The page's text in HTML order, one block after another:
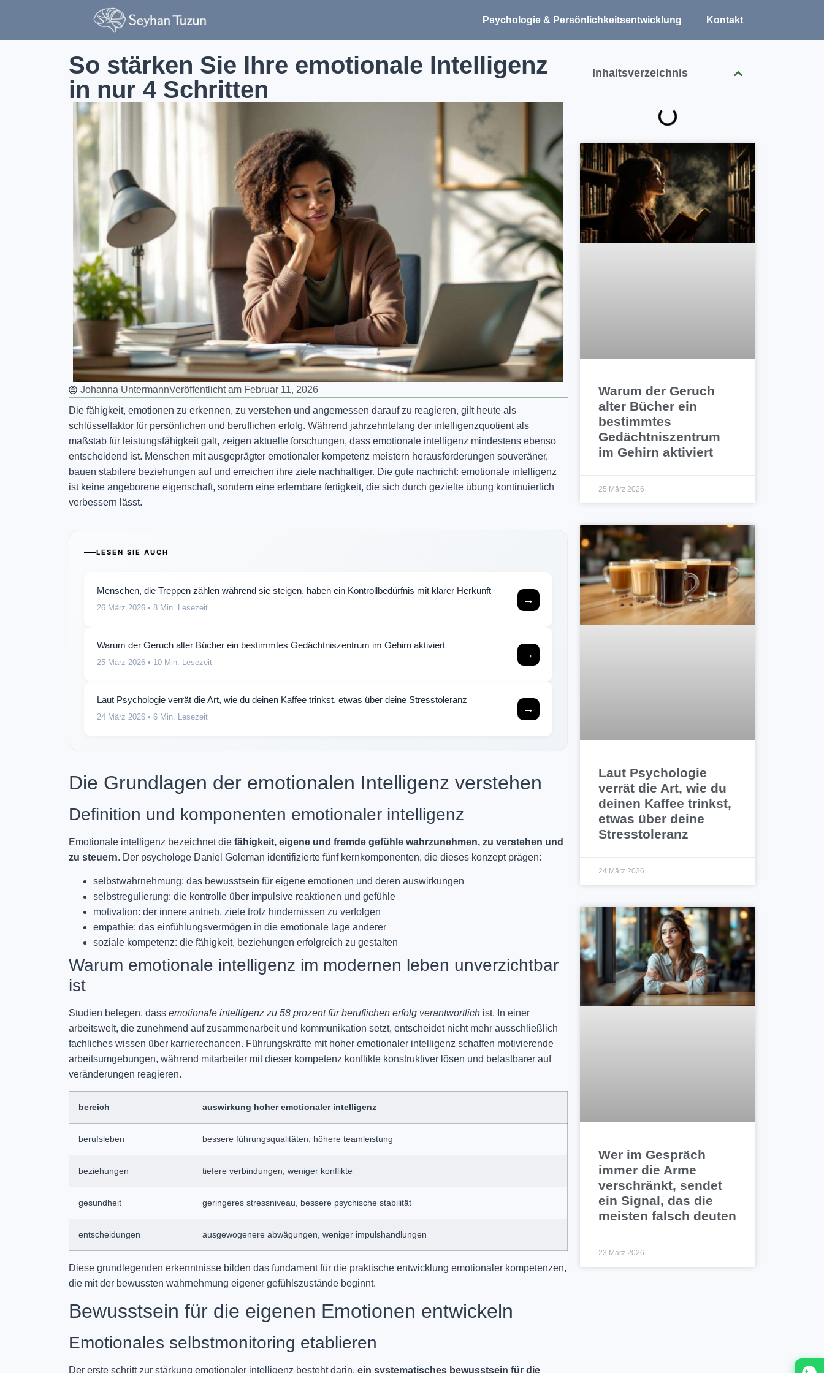
Psychologie & Persönlichkeitsentwicklung Kontakt
Inhaltsverzeichnis
Warum der Geruch
alter Bücher ein
bestimmtes
Gedächtniszentrum
im Gehirn aktiviert
25 März 2026
Laut Psychologie
verrät die Art, wie du
deinen Kaffee trinkst,
etwas über deine
Stresstoleranz
24 März 2026
Wer im Gespräch
immer die Arme
verschränkt, sendet
ein Signal, das die
meisten falsch deuten
23 März 2026
So stärken Sie Ihre emotionale Intelligenz
in nur 4 Schritten
Johanna UntermannVeröffentlicht am Februar 11, 2026
Die fähigkeit, emotionen zu erkennen, zu verstehen und angemessen darauf zu reagieren, gilt heute als
schlüsselfaktor für persönlichen und beruflichen erfolg. Während jahrzehntelang der intelligenzquotient als
maßstab für leistungsfähigkeit galt, zeigen aktuelle forschungen, dass emotionale intelligenz mindestens ebenso
entscheidend ist. Menschen mit ausgeprägter emotionaler kompetenz meistern herausforderungen souveräner,
bauen stabilere beziehungen auf und erreichen ihre ziele nachhaltiger. Die gute nachricht: emotionale intelligenz
ist keine angeborene eigenschaft, sondern eine erlernbare fertigkeit, die sich durch gezielte übung kontinuierlich
verbessern lässt.
LESEN SIE AUCH
Menschen, die Treppen zählen während sie steigen, haben ein Kontrollbedürfnis mit klarer Herkunft
26 März 2026 • 8 Min. Lesezeit
→
Warum der Geruch alter Bücher ein bestimmtes Gedächtniszentrum im Gehirn aktiviert
25 März 2026 • 10 Min. Lesezeit
→
Laut Psychologie verrät die Art, wie du deinen Kaffee trinkst, etwas über deine Stresstoleranz
24 März 2026 • 6 Min. Lesezeit
→
Die Grundlagen der emotionalen Intelligenz verstehen
Definition und komponenten emotionaler intelligenz
Emotionale intelligenz bezeichnet die fähigkeit, eigene und fremde gefühle wahrzunehmen, zu verstehen und
zu steuern. Der psychologe Daniel Goleman identifizierte fünf kernkomponenten, die dieses konzept prägen:
selbstwahrnehmung: das bewusstsein für eigene emotionen und deren auswirkungen
selbstregulierung: die kontrolle über impulsive reaktionen und gefühle
motivation: der innere antrieb, ziele trotz hindernissen zu verfolgen
empathie: das einfühlungsvermögen in die emotionale lage anderer
soziale kompetenz: die fähigkeit, beziehungen erfolgreich zu gestalten
Warum emotionale intelligenz im modernen leben unverzichtbar
ist
Studien belegen, dass emotionale intelligenz zu 58 prozent für beruflichen erfolg verantwortlich ist. In einer
arbeitswelt, die zunehmend auf zusammenarbeit und kommunikation setzt, entscheidet nicht mehr ausschließlich
fachliches wissen über karrierechancen. Führungskräfte mit hoher emotionaler intelligenz schaffen motivierende
arbeitsumgebungen, während mitarbeiter mit dieser kompetenz konflikte konstruktiver lösen und belastbarer auf
veränderungen reagieren.
bereich auswirkung hoher emotionaler intelligenz
berufsleben bessere führungsqualitäten, höhere teamleistung
beziehungen tiefere verbindungen, weniger konflikte
gesundheit geringeres stressniveau, bessere psychische stabilität
entscheidungen ausgewogenere abwägungen, weniger impulshandlungen
Diese grundlegenden erkenntnisse bilden das fundament für die praktische entwicklung emotionaler kompetenzen,
die mit der bewussten wahrnehmung eigener gefühlszustände beginnt.
Bewusstsein für die eigenen Emotionen entwickeln
Emotionales selbstmonitoring etablieren
Der erste schritt zur stärkung emotionaler intelligenz besteht darin, ein systematisches bewusstsein für die